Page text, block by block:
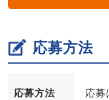
応募方法
応募方法
応募